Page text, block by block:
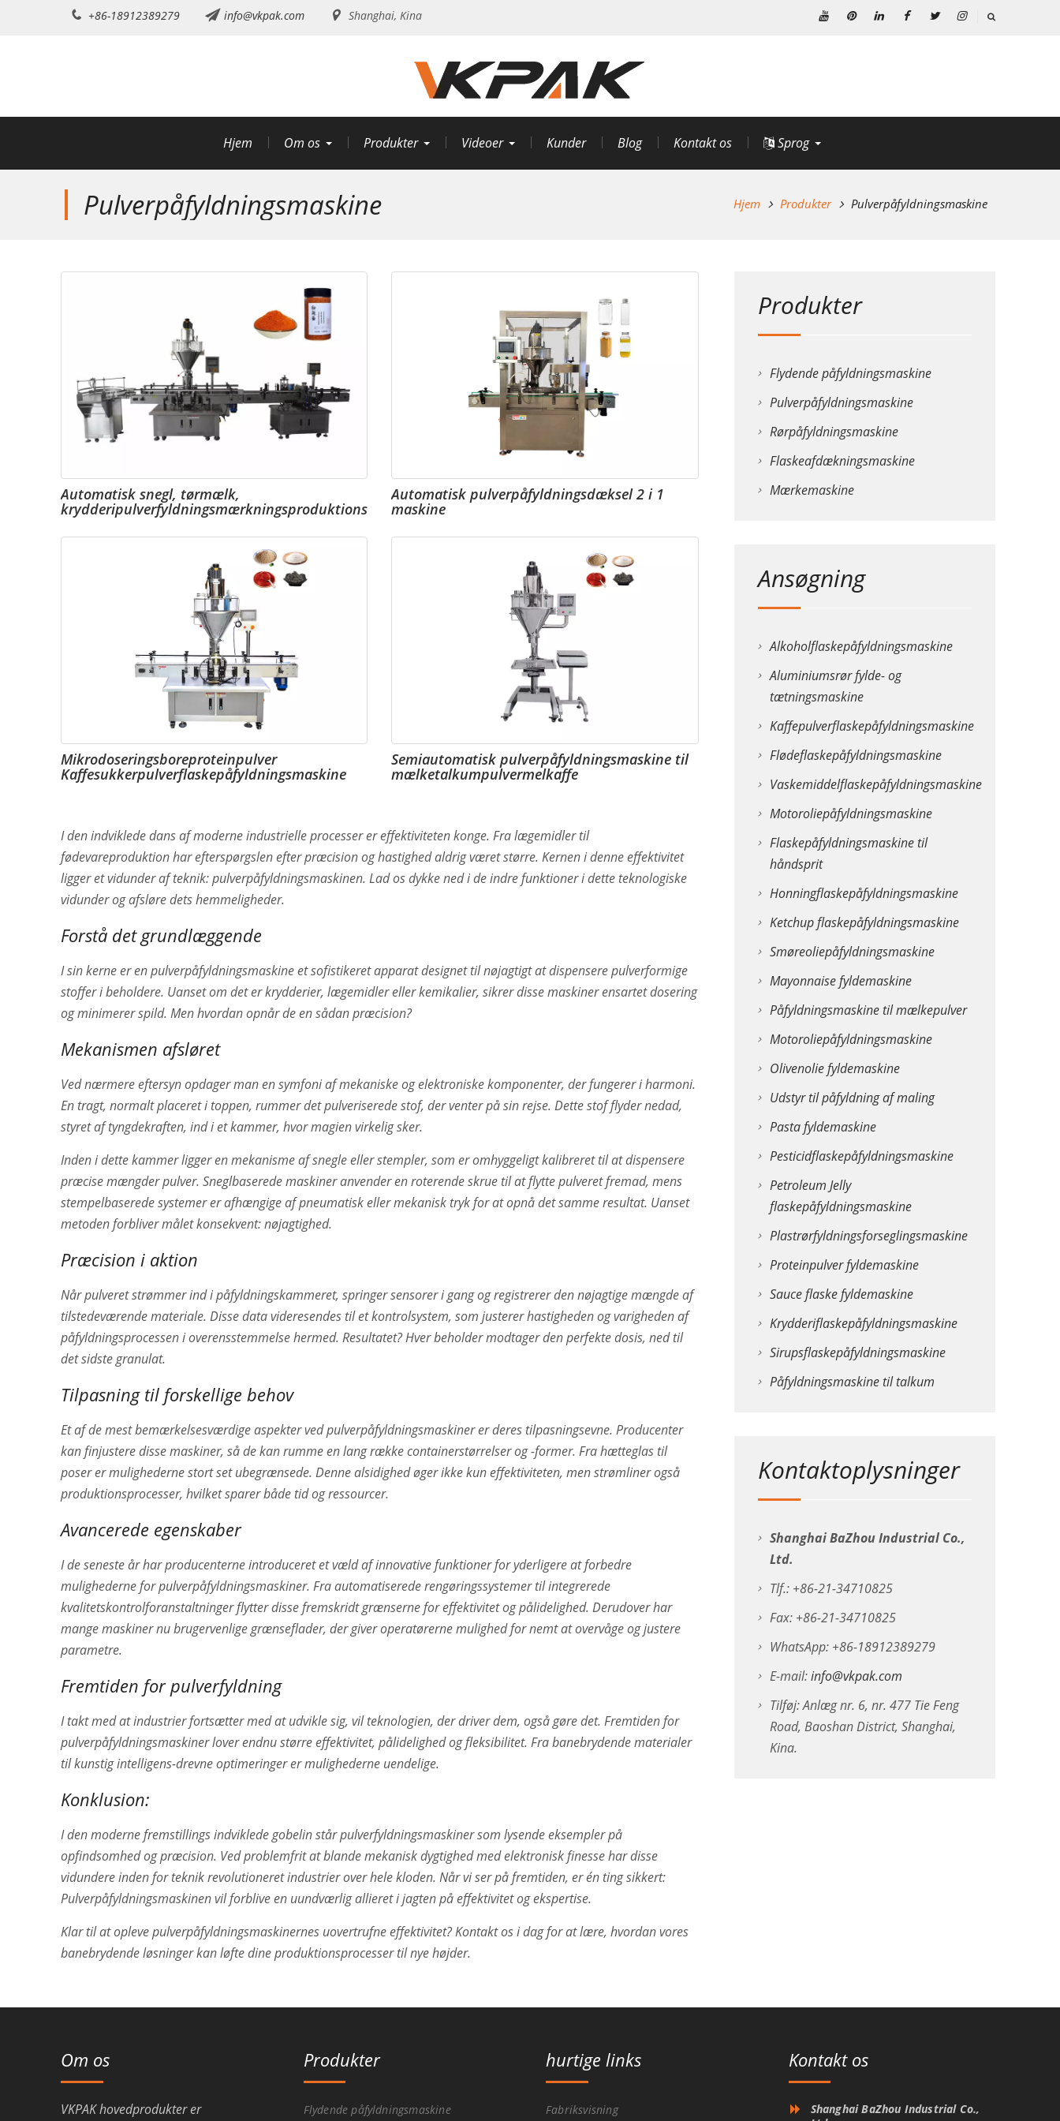
+86-18912389279 info@vkpak.com Shanghai, Kina
Hjem Om os Produkter Videoer Kunder Blog Kontakt os Sprog
Pulverpåfyldningsmaskine Hjem Produkter Pulverpåfyldningsmaskine
Automatisk snegl, tørmælk,
krydderipulverfyldningsmærkningsproduktionslinje
Automatisk pulverpåfyldningsdæksel 2 i 1
maskine
Mikrodoseringsboreproteinpulver
Kaffesukkerpulverflaskepåfyldningsmaskine
Semiautomatisk pulverpåfyldningsmaskine til
mælketalkumpulvermelkaffe
I den indviklede dans af moderne industrielle processer er effektiviteten konge. Fra lægemidler til
fødevareproduktion har efterspørgslen efter præcision og hastighed aldrig været større. Kernen i denne effektivitet
ligger et vidunder af teknik: pulverpåfyldningsmaskinen. Lad os dykke ned i de indre funktioner i dette teknologiske
vidunder og afsløre dets hemmeligheder.
Forstå det grundlæggende
I sin kerne er en pulverpåfyldningsmaskine et sofistikeret apparat designet til nøjagtigt at dispensere pulverformige
stoffer i beholdere. Uanset om det er krydderier, lægemidler eller kemikalier, sikrer disse maskiner ensartet dosering
og minimerer spild. Men hvordan opnår de en sådan præcision?
Mekanismen afsløret
Ved nærmere eftersyn opdager man en symfoni af mekaniske og elektroniske komponenter, der fungerer i harmoni.
En tragt, normalt placeret i toppen, rummer det pulveriserede stof, der venter på sin rejse. Dette stof flyder nedad,
styret af tyngdekraften, ind i et kammer, hvor magien virkelig sker.
Inden i dette kammer ligger en mekanisme af snegle eller stempler, som er omhyggeligt kalibreret til at dispensere
præcise mængder pulver. Sneglbaserede maskiner anvender en roterende skrue til at flytte pulveret fremad, mens
stempelbaserede systemer er afhængige af pneumatisk eller mekanisk tryk for at opnå det samme resultat. Uanset
metoden forbliver målet konsekvent: nøjagtighed.
Præcision i aktion
Når pulveret strømmer ind i påfyldningskammeret, springer sensorer i gang og registrerer den nøjagtige mængde af
tilstedeværende materiale. Disse data videresendes til et kontrolsystem, som justerer hastigheden og varigheden af
påfyldningsprocessen i overensstemmelse hermed. Resultatet? Hver beholder modtager den perfekte dosis, ned til
det sidste granulat.
Tilpasning til forskellige behov
Et af de mest bemærkelsesværdige aspekter ved pulverpåfyldningsmaskiner er deres tilpasningsevne. Producenter
kan finjustere disse maskiner, så de kan rumme en lang række containerstørrelser og -former. Fra hætteglas til
poser er mulighederne stort set ubegrænsede. Denne alsidighed øger ikke kun effektiviteten, men strømliner også
produktionsprocesser, hvilket sparer både tid og ressourcer.
Avancerede egenskaber
I de seneste år har producenterne introduceret et væld af innovative funktioner for yderligere at forbedre
mulighederne for pulverpåfyldningsmaskiner. Fra automatiserede rengøringssystemer til integrerede
kvalitetskontrolforanstaltninger flytter disse fremskridt grænserne for effektivitet og pålidelighed. Derudover har
mange maskiner nu brugervenlige grænseflader, der giver operatørerne mulighed for nemt at overvåge og justere
parametre.
Fremtiden for pulverfyldning
I takt med at industrier fortsætter med at udvikle sig, vil teknologien, der driver dem, også gøre det. Fremtiden for
pulverpåfyldningsmaskiner lover endnu større effektivitet, pålidelighed og fleksibilitet. Fra banebrydende materialer
til kunstig intelligens-drevne optimeringer er mulighederne uendelige.
Konklusion:
I den moderne fremstillings indviklede gobelin står pulverfyldningsmaskiner som lysende eksempler på
opfindsomhed og præcision. Ved problemfrit at blande mekanisk dygtighed med elektronisk finesse har disse
vidundere inden for teknik revolutioneret industrier over hele kloden. Når vi ser på fremtiden, er én ting sikkert:
Pulverpåfyldningsmaskinen vil forblive en uundværlig allieret i jagten på effektivitet og ekspertise.
Klar til at opleve pulverpåfyldningsmaskinernes uovertrufne effektivitet? Kontakt os i dag for at lære, hvordan vores
banebrydende løsninger kan løfte dine produktionsprocesser til nye højder.
Produkter
Flydende påfyldningsmaskine
Pulverpåfyldningsmaskine
Rørpåfyldningsmaskine
Flaskeafdækningsmaskine
Mærkemaskine
Ansøgning
Alkoholflaskepåfyldningsmaskine
Aluminiumsrør fylde- og
tætningsmaskine
Kaffepulverflaskepåfyldningsmaskine
Flødeflaskepåfyldningsmaskine
Vaskemiddelflaskepåfyldningsmaskine
Motoroliepåfyldningsmaskine
Flaskepåfyldningsmaskine til
håndsprit
Honningflaskepåfyldningsmaskine
Ketchup flaskepåfyldningsmaskine
Smøreoliepåfyldningsmaskine
Mayonnaise fyldemaskine
Påfyldningsmaskine til mælkepulver
Motoroliepåfyldningsmaskine
Olivenolie fyldemaskine
Udstyr til påfyldning af maling
Pasta fyldemaskine
Pesticidflaskepåfyldningsmaskine
Petroleum Jelly
flaskepåfyldningsmaskine
Plastrørfyldningsforseglingsmaskine
Proteinpulver fyldemaskine
Sauce flaske fyldemaskine
Krydderiflaskepåfyldningsmaskine
Sirupsflaskepåfyldningsmaskine
Påfyldningsmaskine til talkum
Kontaktoplysninger
Shanghai BaZhou Industrial Co.,
Ltd.
Tlf.: +86-21-34710825
Fax: +86-21-34710825
WhatsApp: +86-18912389279
E-mail:info@vkpak.com
Tilføj: Anlæg nr. 6, nr. 477 Tie Feng
Road, Baoshan District, Shanghai,
Kina.
Om os
VKPAK hovedprodukter er
Produkter
Flydende påfyldningsmaskine
hurtige links
Fabriksvisning
Kontakt os
Shanghai BaZhou Industrial Co.,